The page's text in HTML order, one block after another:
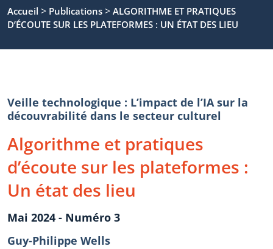
Accueil > Publications > ALGORITHME ET PRATIQUES
D’ÉCOUTE SUR LES PLATEFORMES : UN ÉTAT DES LIEU
Veille technologique : L’impact de l’IA sur la
découvrabilité dans le secteur culturel
Algorithme et pratiques
d’écoute sur les plateformes :
Un état des lieu
Mai 2024 - Numéro 3
Guy-Philippe Wells